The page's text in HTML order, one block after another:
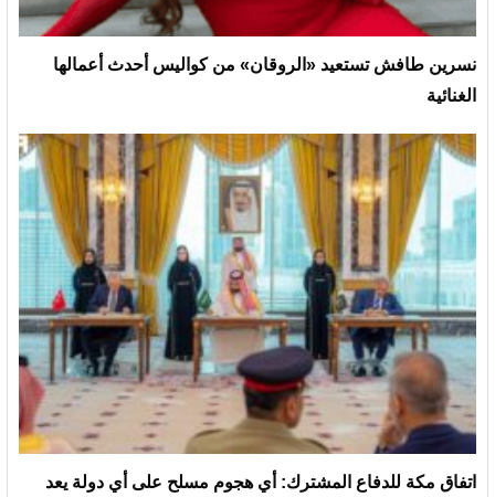
نسرين طافش تستعيد «الروقان» من كواليس أحدث أعمالها
الغنائية
‏اتفاق مكة للدفاع المشترك: أي هجوم مسلح على أي دولة يعد